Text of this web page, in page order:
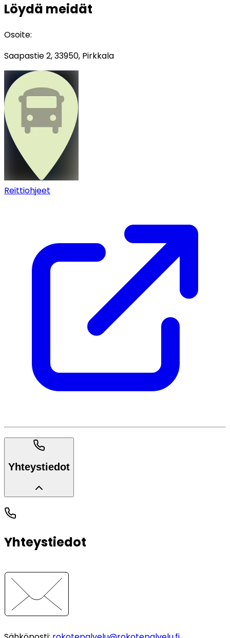
Löydä meidät
Osoite:
Saapastie 2, 33950, Pirkkala
Reittiohjeet
Yhteystiedot
Yhteystiedot